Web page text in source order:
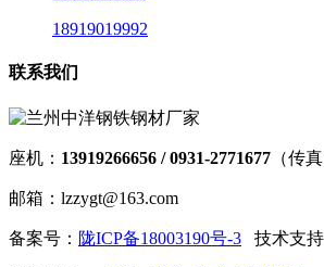
18919019992
联系我们
座机： 13919266656 / 0931-2771677 （传真
邮箱：lzzygt@163.com
备案号： 陇ICP备18003190号-3 技术支持